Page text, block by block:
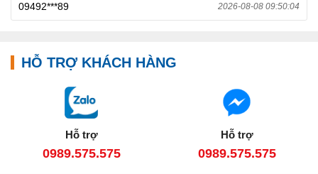
09492***89 2026-08-08 09:50:04
HỖ TRỢ KHÁCH HÀNG
Hỗ trợ
0989.575.575
Hỗ trợ
0989.575.575